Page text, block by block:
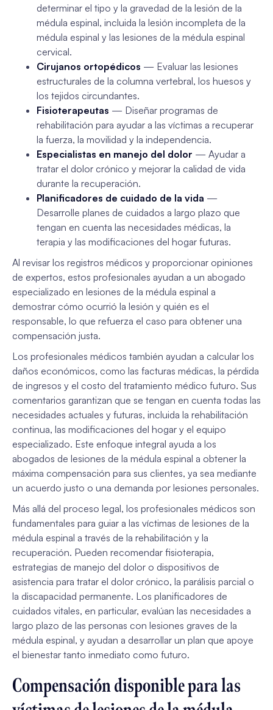
determinar el tipo y la gravedad de la lesión de la
médula espinal, incluida la lesión incompleta de la
médula espinal y las lesiones de la médula espinal
cervical.
Cirujanos ortopédicos — Evaluar las lesiones
estructurales de la columna vertebral, los huesos y
los tejidos circundantes.
Fisioterapeutas — Diseñar programas de
rehabilitación para ayudar a las víctimas a recuperar
la fuerza, la movilidad y la independencia.
Especialistas en manejo del dolor — Ayudar a
tratar el dolor crónico y mejorar la calidad de vida
durante la recuperación.
Planificadores de cuidado de la vida —
Desarrolle planes de cuidados a largo plazo que
tengan en cuenta las necesidades médicas, la
terapia y las modificaciones del hogar futuras.
Al revisar los registros médicos y proporcionar opiniones
de expertos, estos profesionales ayudan a un abogado
especializado en lesiones de la médula espinal a
demostrar cómo ocurrió la lesión y quién es el
responsable, lo que refuerza el caso para obtener una
compensación justa.
Los profesionales médicos también ayudan a calcular los
daños económicos, como las facturas médicas, la pérdida
de ingresos y el costo del tratamiento médico futuro. Sus
comentarios garantizan que se tengan en cuenta todas las
necesidades actuales y futuras, incluida la rehabilitación
continua, las modificaciones del hogar y el equipo
especializado. Este enfoque integral ayuda a los
abogados de lesiones de la médula espinal a obtener la
máxima compensación para sus clientes, ya sea mediante
un acuerdo justo o una demanda por lesiones personales.
Más allá del proceso legal, los profesionales médicos son
fundamentales para guiar a las víctimas de lesiones de la
médula espinal a través de la rehabilitación y la
recuperación. Pueden recomendar fisioterapia,
estrategias de manejo del dolor o dispositivos de
asistencia para tratar el dolor crónico, la parálisis parcial o
la discapacidad permanente. Los planificadores de
cuidados vitales, en particular, evalúan las necesidades a
largo plazo de las personas con lesiones graves de la
médula espinal, y ayudan a desarrollar un plan que apoye
el bienestar tanto inmediato como futuro.
Compensación disponible para las